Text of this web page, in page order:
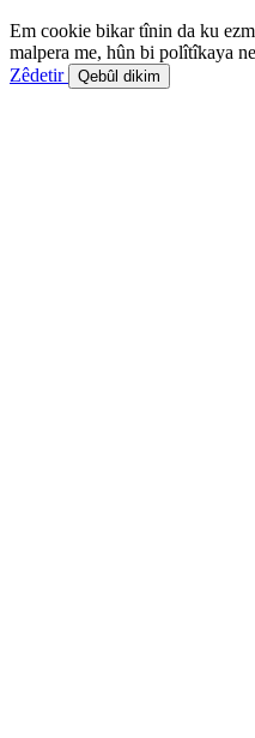
Em cookie bikar tînin da ku
malpera me, hûn bi polîtîkaya
Zêdetir
Qebûl dikim